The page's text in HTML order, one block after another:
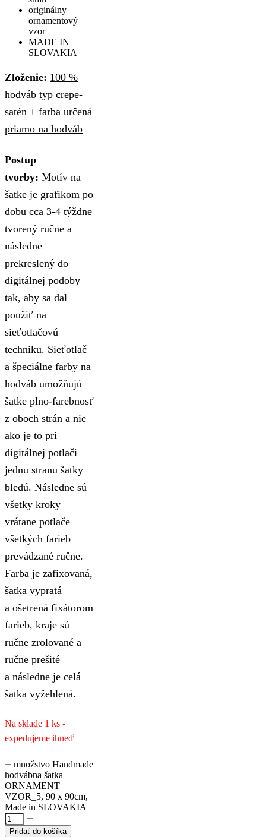
originálny
ornamentový
vzor
MADE IN
SLOVAKIA
Zloženie: 100 %
hodváb typ crepe-
satén + farba určená
priamo na hodváb
Postup
tvorby: Motív na
šatke je grafikom po
dobu cca 3-4 týždne
tvorený ručne a
následne
prekreslený do
digitálnej podoby
tak, aby sa dal
použiť na
sieťotlačovú
techniku. Sieťotlač
a špeciálne farby na
hodváb umožňujú
šatke plno-farebnosť
z oboch strán a nie
ako je to pri
digitálnej potlači
jednu stranu šatky
bledú. Následne sú
všetky kroky
vrátane potlače
všetkých farieb
prevádzané ručne.
Farba je zafixovaná,
šatka vypratá
a ošetrená fixátorom
farieb, kraje sú
ručne zrolované a
ručne prešité
a následne je celá
šatka vyžehlená.
Na sklade 1 ks -
expedujeme ihneď
množstvo Handmade
hodvábna šatka
ORNAMENT
VZOR_5, 90 x 90cm,
Made in SLOVAKIA
Pridať do košíka